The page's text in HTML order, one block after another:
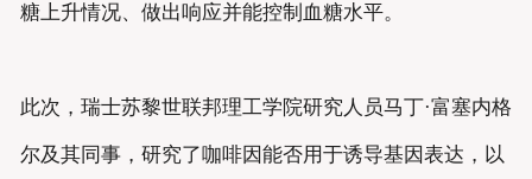
糖上升情况、做出响应并能控制血糖水平。
此次，瑞士苏黎世联邦理工学院研究人员马丁·富塞内格
尔及其同事，研究了咖啡因能否用于诱导基因表达，以